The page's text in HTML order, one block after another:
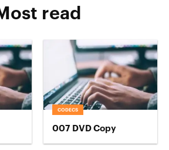
read
CODECS
007 DVD Copy